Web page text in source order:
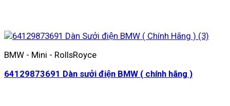
BMW - Mini - RollsRoyce
64129873691 Dàn sưởi điện BMW ( chính hãng )